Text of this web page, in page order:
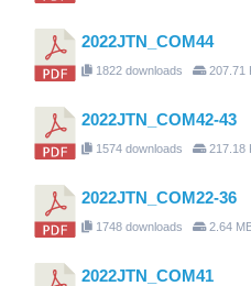
2022JTN_COM44
1822 downloads 207.71
2022JTN_COM42-43
1574 downloads 217.18
2022JTN_COM22-36
1748 downloads 2.64
2022JTN_COM41